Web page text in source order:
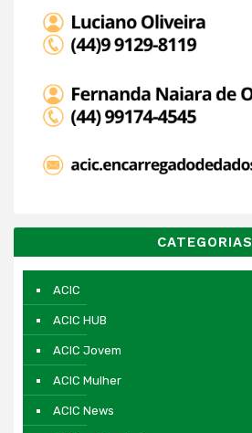
CATEGORIAS
ACIC
ACIC HUB
ACIC Jovem
ACIC Mulher
ACIC News